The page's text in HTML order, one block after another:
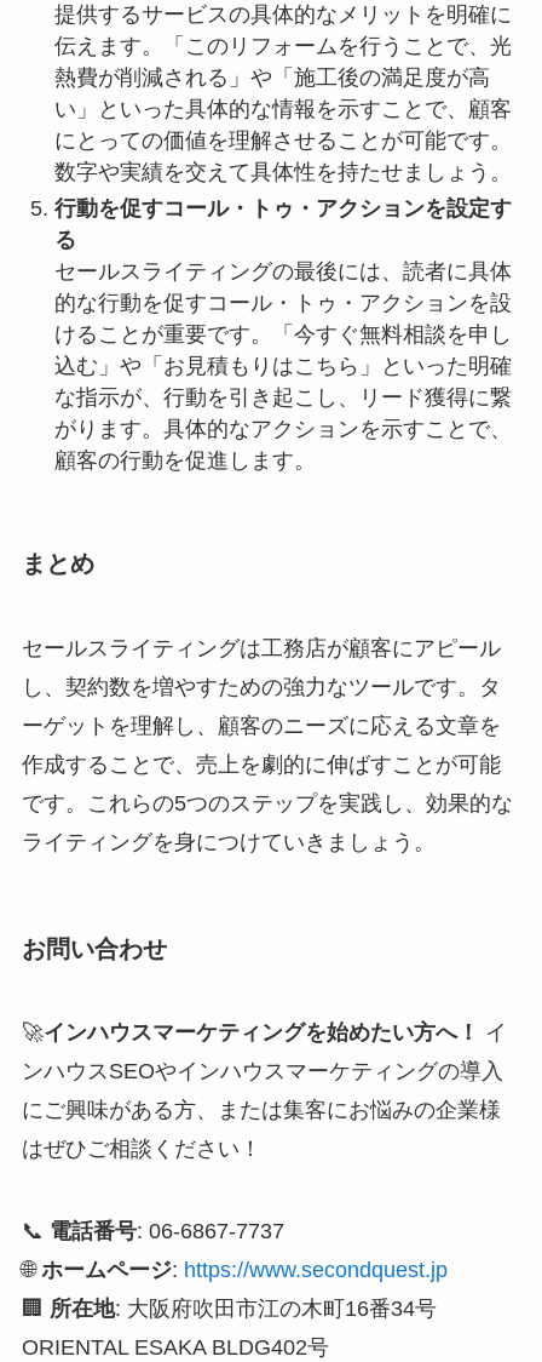
提供するサービスの具体的なメリットを明確に
伝えます。「このリフォームを行うことで、光
熱費が削減される」や「施工後の満足度が高
い」といった具体的な情報を示すことで、顧客
にとっての価値を理解させることが可能です。
数字や実績を交えて具体性を持たせましょう。
行動を促すコール・トゥ・アクションを設定す
る
セールスライティングの最後には、読者に具体
的な行動を促すコール・トゥ・アクションを設
けることが重要です。「今すぐ無料相談を申し
込む」や「お見積もりはこちら」といった明確
な指示が、行動を引き起こし、リード獲得に繋
がります。具体的なアクションを示すことで、
顧客の行動を促進します。
まとめ
セールスライティングは工務店が顧客にアピール
し、契約数を増やすための強力なツールです。タ
ーゲットを理解し、顧客のニーズに応える文章を
作成することで、売上を劇的に伸ばすことが可能
です。これらの5つのステップを実践し、効果的な
ライティングを身につけていきましょう。
お問い合わせ
🚀インハウスマーケティングを始めたい方へ！
イ
ンハウスSEOやインハウスマーケティングの導入
にご興味がある方、または集客にお悩みの企業様
はぜひご相談ください！
📞 電話番号: 06-6867-7737
🌐ホームページ: https://www.secondquest.jp
🏢 所在地: 大阪府吹田市江の木町16番34号
ORIENTAL ESAKA BLDG402号